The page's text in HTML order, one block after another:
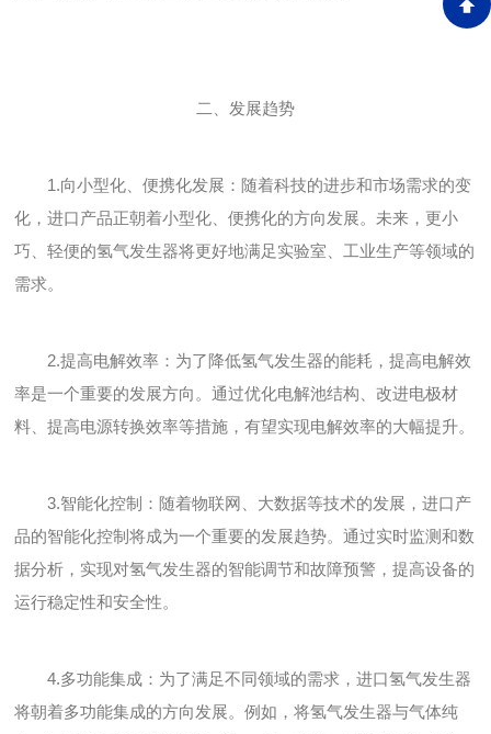
二、发展趋势
1.向小型化、便携化发展：随着科技的进步和市场需求的变
化，进口产品正朝着小型化、便携化的方向发展。未来，更小
巧、轻便的氢气发生器将更好地满足实验室、工业生产等领域的
需求。
2.提高电解效率：为了降低氢气发生器的能耗，提高电解效
率是一个重要的发展方向。通过优化电解池结构、改进电极材
料、提高电源转换效率等措施，有望实现电解效率的大幅提升。
3.智能化控制：随着物联网、大数据等技术的发展，进口产
品的智能化控制将成为一个重要的发展趋势。通过实时监测和数
据分析，实现对氢气发生器的智能调节和故障预警，提高设备的
运行稳定性和安全性。
4.多功能集成：为了满足不同领域的需求，进口氢气发生器
将朝着多功能集成的方向发展。例如，将氢气发生器与气体纯